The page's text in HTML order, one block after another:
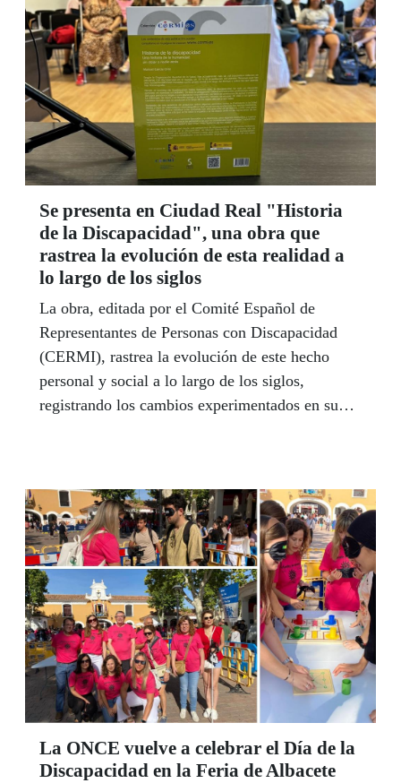
Se presenta en Ciudad Real "Historia
de la Discapacidad", una obra que
rastrea la evolución de esta realidad a
lo largo de los siglos
La obra, editada por el Comité Español de
Representantes de Personas con Discapacidad
(CERMI), rastrea la evolución de este hecho
personal y social a lo largo de los siglos,
registrando los cambios experimentados en su
La ONCE vuelve a celebrar el Día de la
Discapacidad en la Feria de Albacete